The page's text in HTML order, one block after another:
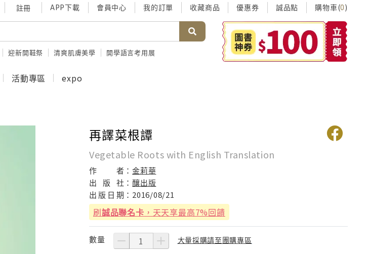
註冊 APP下載 會員中心 我的訂單 收藏商品 優惠券 誠品點 購物車(0)
迎新開鞋祭 清爽肌膚美學 開學語言考用展
活動專區 expo
再譯菜根譚
Vegetable Roots with English Translation
作 者：金莉華
出
版 社：釀出版
出 版 日 期： 2016/08/21
刷誠品聯名卡 ，天天享最高7%回饋
數量 大量採購請至團購專區